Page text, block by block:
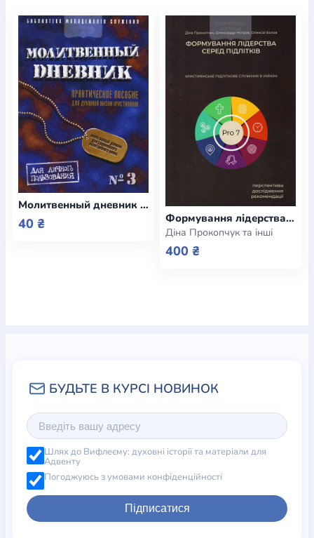
Молитвенный дневник №3. Практическое пособие для духовной жизни христианина
40 ₴ Формування лідерства серед підлітків. Християнське підліткове служіння в Україні. Перспектива. Дослідження. Рекомендації
Діна Прокопчук та інші
400 ₴
Шлях до Вифлеєму: духовні історії та матеріали для
Адвенту
Погоджуюсь з умовами конфіденційності
Підписатися